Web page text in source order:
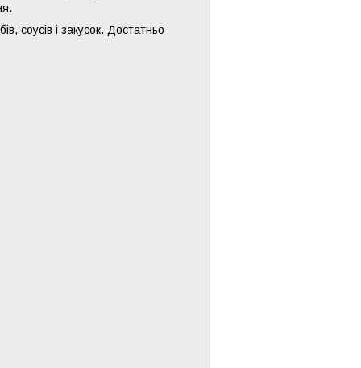
соусів і закусок. Достатньо